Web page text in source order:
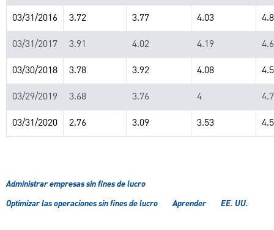
03/31/2016
3.72 3.77 4.03
03/31/2017
3.91 4.02 4.19
03/30/2018
3.78 3.92 4.08
03/29/2019
3.68 3.76 4
03/31/2020
2.76 3.09 3.53
Administrar empresas sin fines de lucro
Optimizar las operaciones sin fines de lucro
Aprender EE. UU.